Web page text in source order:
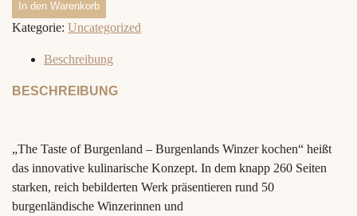
The
quantity
In den Warenkorb
Kategorie: Uncategorized
Beschreibung
BESCHREIBUNG
„The Taste of Burgenland – Burgenlands Winzer kochen“ heißt
das innovative kulinarische Konzept. In dem knapp 260 Seiten
starken, reich bebilderten Werk präsentieren rund 50
burgenländische Winzerinnen und